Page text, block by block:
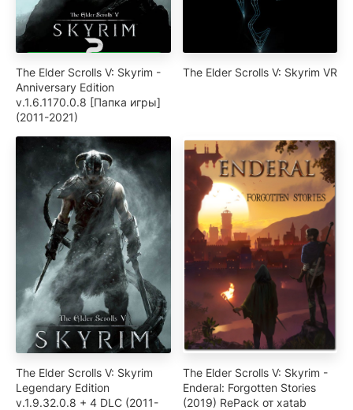
The Elder Scrolls V: Skyrim -
Anniversary Edition
v.1.6.1170.0.8 [Папка игры]
(2011-2021)
The Elder Scrolls V: Skyrim VR
The Elder Scrolls V: Skyrim
Legendary Edition
v.1.9.32.0.8 + 4 DLC (2011-
The Elder Scrolls V: Skyrim -
Enderal: Forgotten Stories
(2019) RePack от xatab